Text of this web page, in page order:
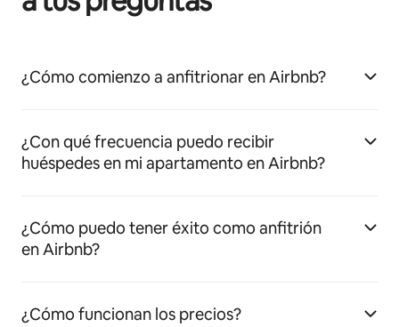
¿Cómo comienzo a anfitrionar en Airbnb?
¿Con qué frecuencia puedo recibir
huéspedes en mi apartamento en Airbnb?
¿Cómo puedo tener éxito como anfitrión
en Airbnb?
¿Cómo funcionan los precios?